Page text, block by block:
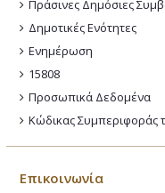
Πράσινες Δημόσιες
Δημοτικές Ενότητες
Ενημέρωση
15808
Προσωπικά Δεδομένα
Κώδικας
Επικοινωνία